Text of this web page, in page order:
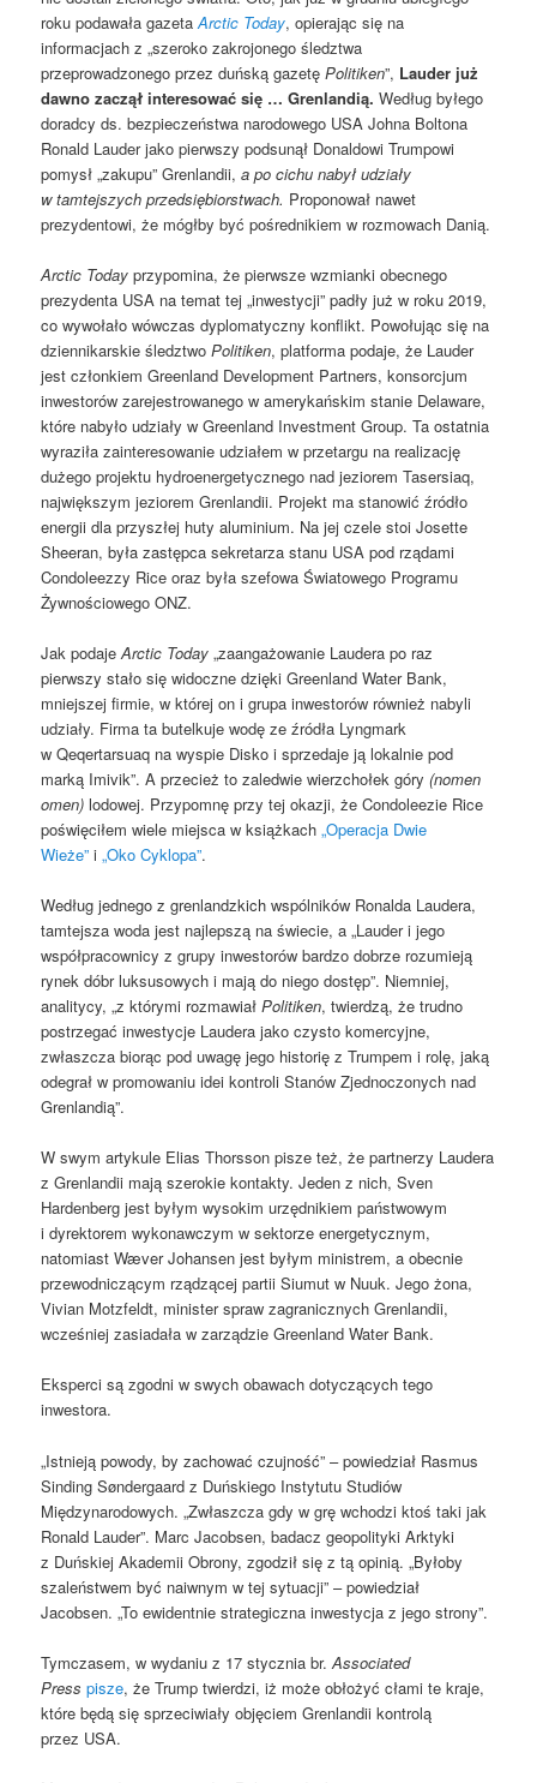
roku podawała gazetaArctic Today, opierając się na
informacjach z „szeroko zakrojonego śledztwa
przeprowadzonego przez duńską gazetęPolitiken”, Lauder już
dawno zaczął interesować się … Grenlandią.Według byłego
doradcy ds. bezpieczeństwa narodowego USA Johna Boltona
Ronald Lauder jako pierwszy podsunął Donaldowi Trumpowi
pomysł „zakupu” Grenlandii,a po cichu nabył udziały
w tamtejszych przedsiębiorstwach. Proponował nawet
prezydentowi, że mógłby być pośrednikiem w rozmowach Danią.
Arctic Today przypomina, że pierwsze wzmianki obecnego
prezydenta USA na temat tej „inwestycji” padły już w roku 2019,
co wywołało wówczas dyplomatyczny konflikt. Powołując się na
dziennikarskie śledztwoPolitiken, platforma podaje, że Lauder
jest członkiem Greenland Development Partners, konsorcjum
inwestorów zarejestrowanego w amerykańskim stanie Delaware,
które nabyło udziały w Greenland Investment Group. Ta ostatnia
wyraziła zainteresowanie udziałem w przetargu na realizację
dużego projektu hydroenergetycznego nad jeziorem Tasersiaq,
największym jeziorem Grenlandii. Projekt ma stanowić źródło
energii dla przyszłej huty aluminium. Na jej czele stoi Josette
Sheeran, była zastępca sekretarza stanu USA pod rządami
Condoleezzy Rice oraz była szefowa Światowego Programu
Żywnościowego ONZ.
Jak podajeArctic Today „zaangażowanie Laudera po raz
pierwszy stało się widoczne dzięki Greenland Water Bank,
mniejszej firmie, w której on i grupa inwestorów również nabyli
udziały. Firma ta butelkuje wodę ze źródła Lyngmark
w Qeqertarsuaq na wyspie Disko i sprzedaje ją lokalnie pod
marką Imivik”. A przecież to zaledwie wierzchołek góry(nomen
omen) lodowej. Przypomnę przy tej okazji, że Condoleezie Rice
poświęciłem wiele miejsca w książkach„Operacja Dwie
Wieże” i„Oko Cyklopa”.
Według jednego z grenlandzkich wspólników Ronalda Laudera,
tamtejsza woda jest najlepszą na świecie, a „Lauder i jego
współpracownicy z grupy inwestorów bardzo dobrze rozumieją
rynek dóbr luksusowych i mają do niego dostęp”. Niemniej,
analitycy, „z którymi rozmawiałPolitiken, twierdzą, że trudno
postrzegać inwestycje Laudera jako czysto komercyjne,
zwłaszcza biorąc pod uwagę jego historię z Trumpem i rolę, jaką
odegrał w promowaniu idei kontroli Stanów Zjednoczonych nad
Grenlandią”.
W swym artykule Elias Thorsson pisze też, że partnerzy Laudera
z Grenlandii mają szerokie kontakty. Jeden z nich, Sven
Hardenberg jest byłym wysokim urzędnikiem państwowym
i dyrektorem wykonawczym w sektorze energetycznym,
natomiast Wæver Johansen jest byłym ministrem, a obecnie
przewodniczącym rządzącej partii Siumut w Nuuk. Jego żona,
Vivian Motzfeldt, minister spraw zagranicznych Grenlandii,
wcześniej zasiadała w zarządzie Greenland Water Bank.
Eksperci są zgodni w swych obawach dotyczących tego
inwestora.
„Istnieją powody, by zachować czujność” – powiedział Rasmus
Sinding Søndergaard z Duńskiego Instytutu Studiów
Międzynarodowych. „Zwłaszcza gdy w grę wchodzi ktoś taki jak
Ronald Lauder”. Marc Jacobsen, badacz geopolityki Arktyki
z Duńskiej Akademii Obrony, zgodził się z tą opinią. „Byłoby
szaleństwem być naiwnym w tej sytuacji” – powiedział
Jacobsen. „To ewidentnie strategiczna inwestycja z jego strony”.
Tymczasem, w wydaniu z 17 stycznia br.Associated
Press pisze, że Trump twierdzi, iż może obłożyć cłami te kraje,
które będą się sprzeciwiały objęciem Grenlandii kontrolą
przez USA.